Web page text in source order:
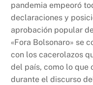
pandemia empeoró
declaraciones y
aprobación popular
«Fora Bolsonaro» se
con los cacerolazos
del país, como lo que
durante el discurso